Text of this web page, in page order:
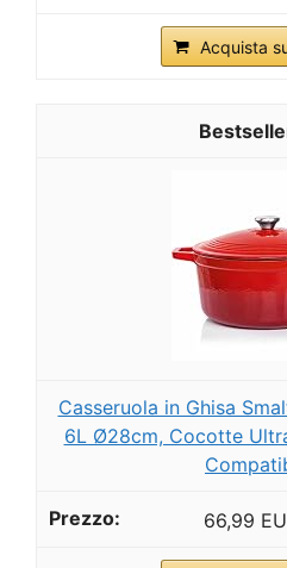
Acquista
Casseruola in Ghisa
6L Ø28cm, Cocotte
66,99